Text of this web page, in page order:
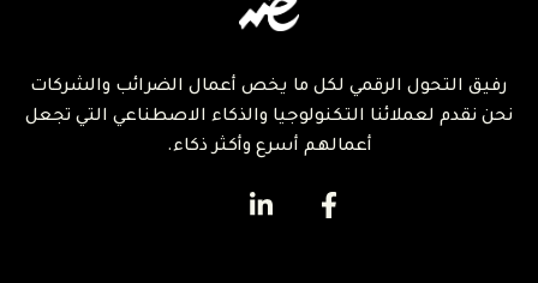
رفيق التحول الرقمي لكل ما يخص أعمال الضرائب والشركات
نحن نقدم لعملائنا التكنولوجيا والذكاء الاصطناعي التي تجعل
أعمالهم أسرع وأكثر ذكاء.